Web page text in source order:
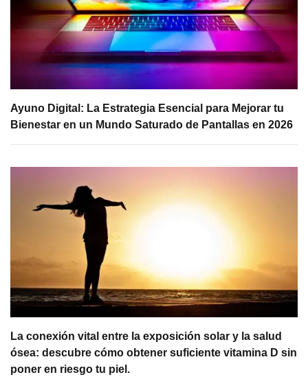
Ayuno Digital: La Estrategia Esencial para Mejorar tu
Bienestar en un Mundo Saturado de Pantallas en 2026
La conexión vital entre la exposición solar y la salud
ósea: descubre cómo obtener suficiente vitamina D sin
poner en riesgo tu piel.